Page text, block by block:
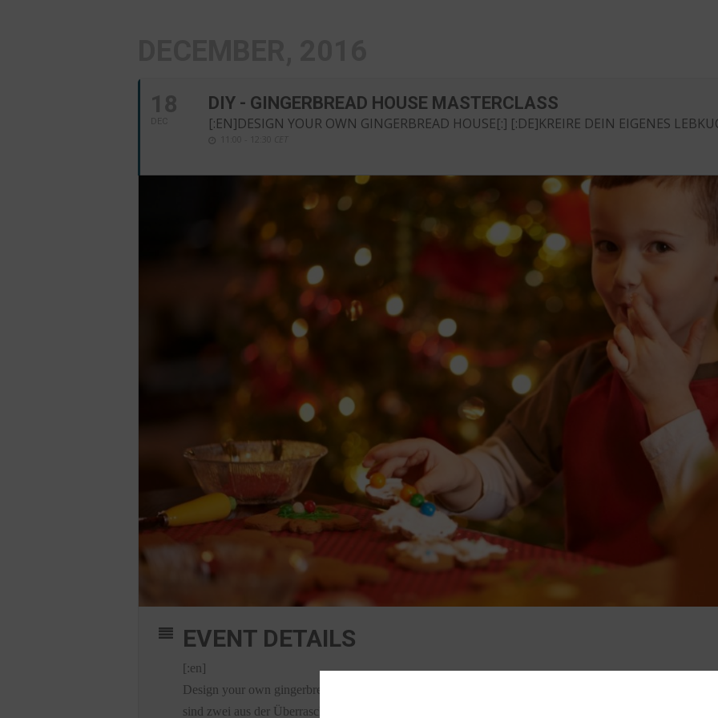
DIY - GINGERBREAD HOUSE MASTERCLASS
[:EN]DESIGN YOUR OWN GINGERBREAD HOUSE[:] [:DE]KREIRE DEIN EIGENES
EVENT DETAILS
[:en]
Design your own gingerbread house with cookies and sugar icing. Use garnishments such as little silver
sind zwei aus der Überraschungsbox, deine Kreativität ist gefragt und es sind dir keine Grenzen gesetzt.